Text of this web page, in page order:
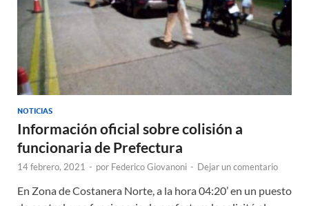
NOTICIAS
Información oficial sobre colisión a
funcionaria de Prefectura
14 febrero, 2021 - por Federico Giovanoni - Dejar un comentario
En Zona de Costanera Norte, a la hora 04:20’ en un puesto